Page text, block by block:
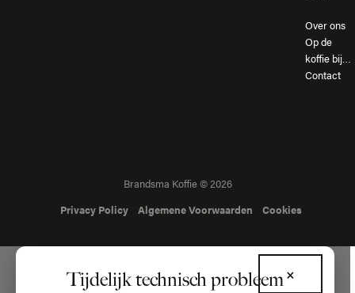
Over ons
Op de
koffie bij…
Contact
Brandsma Koffie © 2026
Privacy Policy
Algemene Voorwaarden Cookies
×
Tijdelijk technisch probleem